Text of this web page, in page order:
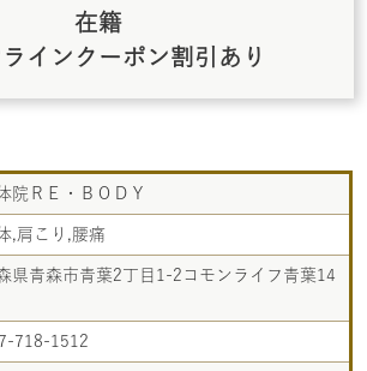
在籍
ラインクーポン割引あり
院ＲＥ・ＢＯＤＹ
,肩こり,腰痛
県青森市青葉2丁目1-2コモンライフ青葉14
718-1512